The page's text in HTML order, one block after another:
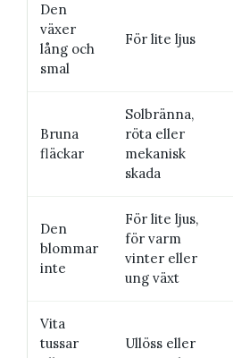
Den
växer
lång och
smal
För lite ljus
Bruna
fläckar
Solbränna,
röta eller
mekanisk
skada
Den
blommar
inte
För lite ljus,
för varm
vinter eller
ung växt
Vita
tussar
Ullöss eller